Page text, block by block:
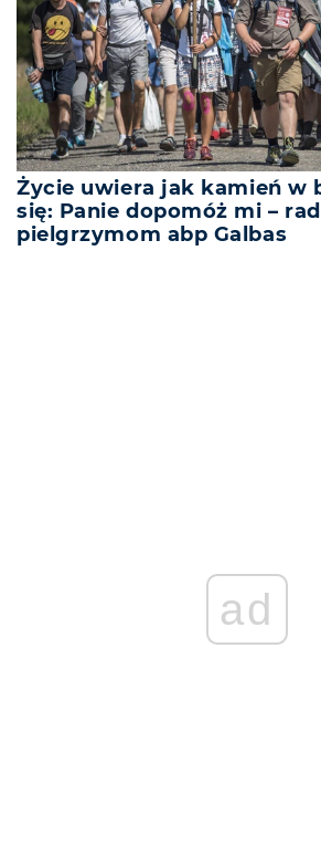
Życie uwiera jak kamień w
się: Panie dopomóż mi –
pielgrzymom abp Galbas